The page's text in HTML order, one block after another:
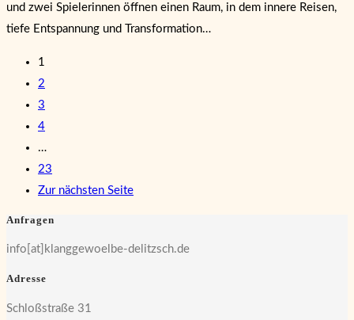
und zwei Spielerinnen öffnen einen Raum, in dem innere Reisen,
tiefe Entspannung und Transformation…
1
2
3
4
…
23
Zur nächsten Seite
Anfragen
info[at]klanggewoelbe-delitzsch.de
Adresse
Schloßstraße 31